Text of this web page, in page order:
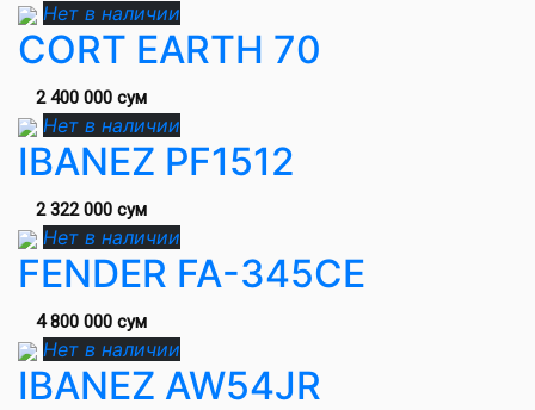
Нет в наличии
CORT EARTH 70
2 400 000 сум
Нет в наличии
IBANEZ PF1512
2 322 000 сум
Нет в наличии
FENDER FA-345CE
4 800 000 сум
Нет в наличии
IBANEZ AW54JR